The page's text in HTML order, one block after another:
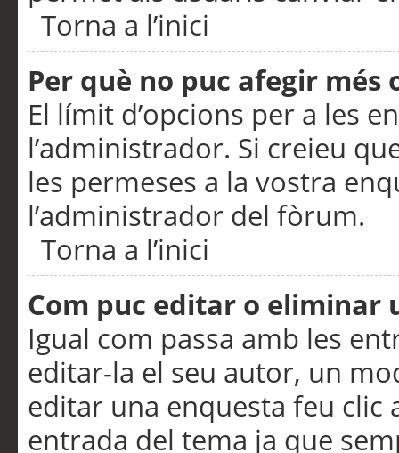
Torna a l’inici
Per què no puc afegir més
El límit d’opcions per a les
l’administrador. Si creieu
les permeses a la vostra
l’administrador del fòrum.
Torna a l’inici
Com puc editar o eliminar
Igual com passa amb les
editar-la el seu autor, un
editar una enquesta feu clic
entrada del tema ja que